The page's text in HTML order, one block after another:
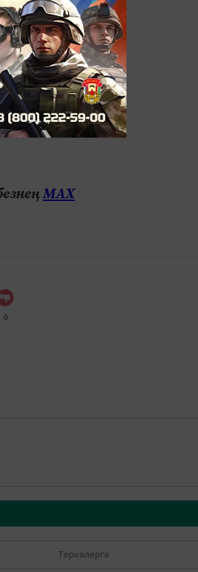
МАХ
0
Теркәлергә